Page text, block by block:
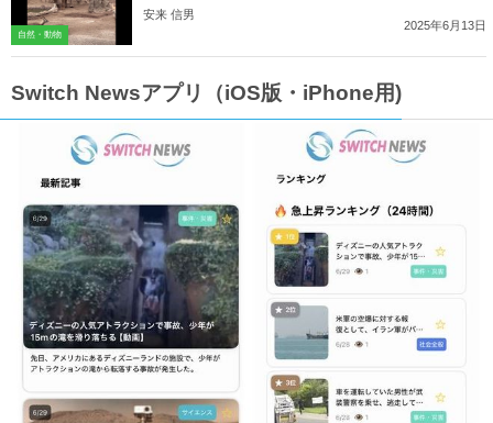
自然・動物
安来 信男
2025年6月13日
Switch Newsアプリ（iOS版・iPhone用)